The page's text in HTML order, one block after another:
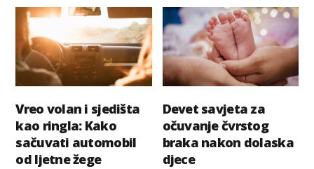
Vreo volan i sjedišta
kao ringla: Kako
sačuvati automobil
od ljetne žege
Devet savjeta za
očuvanje čvrstog
braka nakon dolaska
djece